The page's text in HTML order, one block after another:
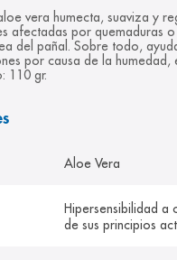
vera humecta, suaviza y
afectadas por quemaduras o
del pañal. Sobre todo,
por causa de la humedad,
110 gr.
Aloe Vera
Hipersensibilidad a
de sus principios